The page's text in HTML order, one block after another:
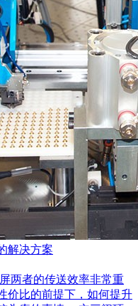
解决方案
两者的传送效率非常重
价比的前提下，如何提升